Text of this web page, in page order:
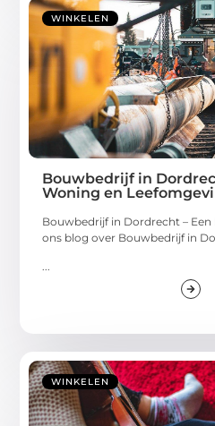
WINKELEN
Bouwbedrijf in
Woning en
Bouwbedrijf in Dordrecht –
ons blog over Bouwbedrijf in
...
WINKELEN